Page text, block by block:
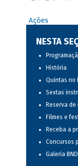
Ações
NESTA
História
Quintas no
Sextas
Reserva
Filmes e
Receba a
Concursos
Galeria